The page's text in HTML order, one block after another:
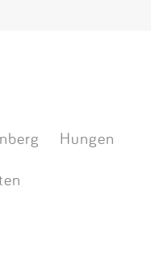
Hungen